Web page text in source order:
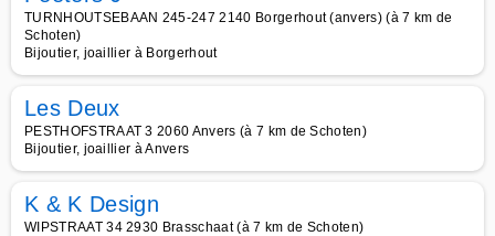
TURNHOUTSEBAAN 245-247 2140 Borgerhout (anvers) (à 7 km de
Schoten)
Bijoutier, joaillier à Borgerhout
Les Deux
PESTHOFSTRAAT 3 2060 Anvers (à 7 km de Schoten)
Bijoutier, joaillier à Anvers
K & K Design
WIPSTRAAT 34 2930 Brasschaat (à 7 km de Schoten)